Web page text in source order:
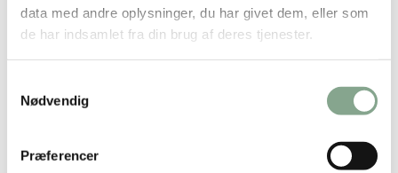
data med andre oplysninger, du har givet dem, eller som
de har indsamlet fra din brug af deres tjenester.
Nødvendig
Præferencer